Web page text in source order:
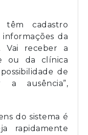
têm cadastro
da
Vai receber a
ou da clínica
de
a ausência”,
do sistema é
rapidamente